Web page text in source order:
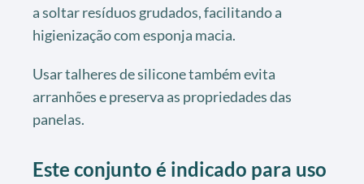
a soltar resíduos grudados, facilitando a
higienização com esponja macia.
Usar talheres de silicone também evita
arranhões e preserva as propriedades das
panelas.
Este conjunto é indicado para uso